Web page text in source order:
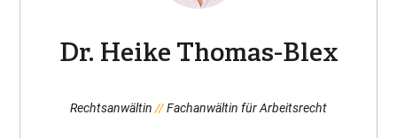
Dr. Heike Thomas-Blex
Rechtsanwältin Fachanwältin für Arbeitsrecht